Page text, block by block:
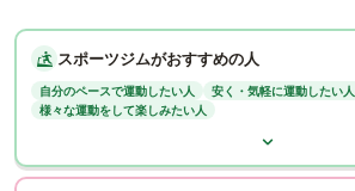
スポーツジムがおすすめの人
自分のペースで運動したい人
安く・気軽に運動したい人
様々な運動をして楽しみたい人